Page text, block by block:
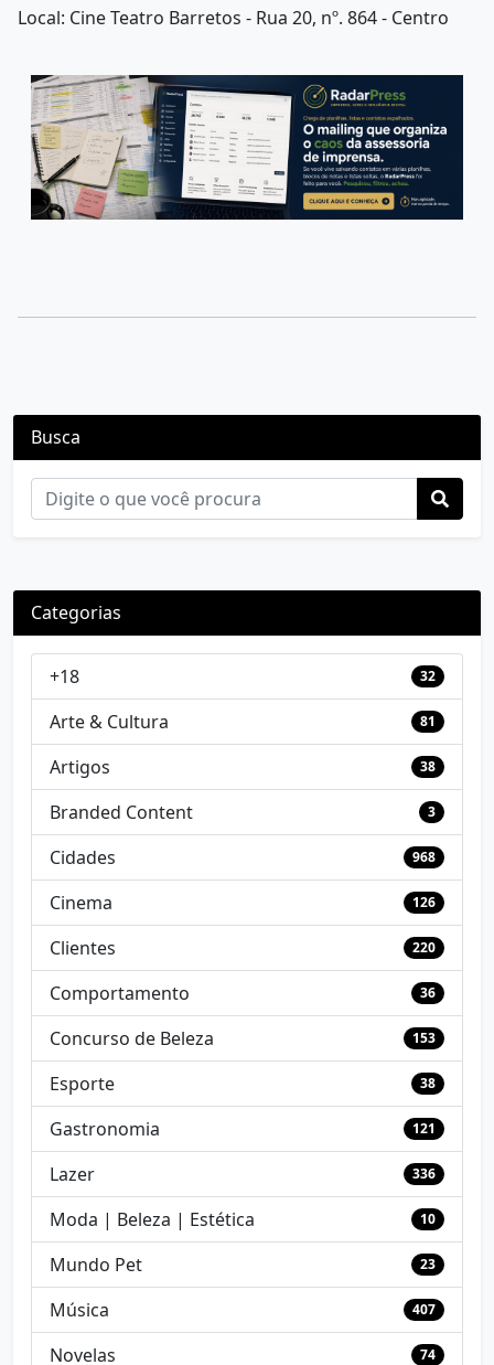
Local: Cine Teatro Barretos - Rua 20, nº. 864 - Centro
Busca
Categorias
+18 32
Arte & Cultura 81
Artigos 38
Branded Content 3
Cidades 968
Cinema 126
Clientes 220
Comportamento 36
Concurso de Beleza 153
Esporte 38
Gastronomia 121
Lazer 336
Moda | Beleza | Estética 10
Mundo Pet 23
Música 407
Novelas 74